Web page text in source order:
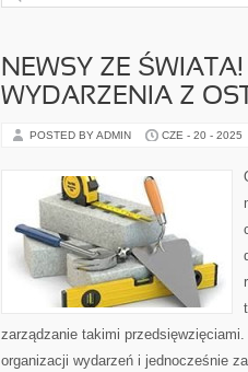
NEWSY ZE
WYDARZENIA Z
POSTED BY ADMIN CZE - 20 - 2025
zarządzanie takimi
organizacji wydarzeń i jednocześnie